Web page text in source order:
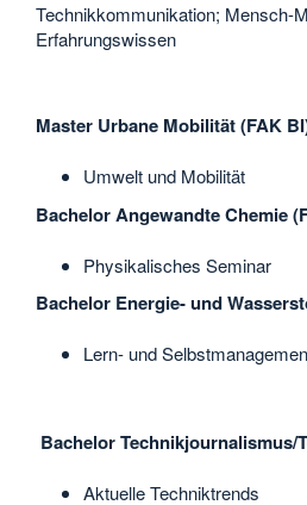
Technikkommunikation; Mensch-
Erfahrungswissen
Master Urbane Mobilität (FAK
Umwelt und Mobilität
Bachelor Angewandte Chemie
Physikalisches Seminar
Bachelor Energie- und
Lern- und
Bachelor Technikjournalismus/
Aktuelle Techniktrends